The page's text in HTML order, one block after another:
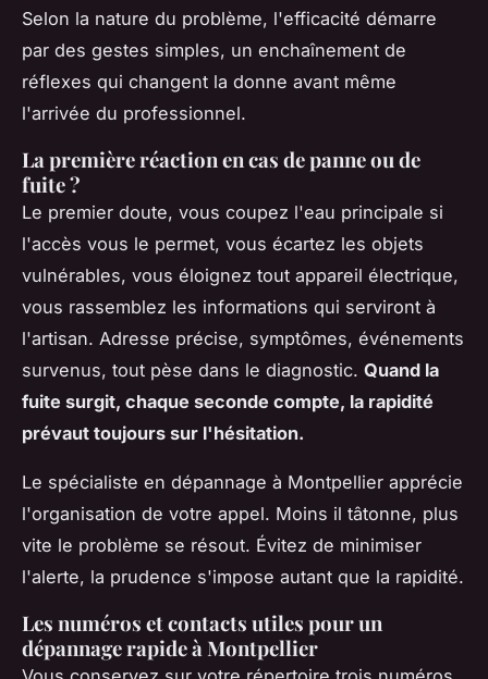
Selon la nature du problème, l'efficacité démarre
par des gestes simples, un enchaînement de
réflexes qui changent la donne avant même
l'arrivée du professionnel.
La première réaction en cas de panne ou de
fuite ?
Le premier doute, vous coupez l'eau principale si
l'accès vous le permet, vous écartez les objets
vulnérables, vous éloignez tout appareil électrique,
vous rassemblez les informations qui serviront à
l'artisan. Adresse précise, symptômes, événements
survenus, tout pèse dans le diagnostic. Quand la
fuite surgit, chaque seconde compte, la rapidité
prévaut toujours sur l'hésitation.
Le spécialiste en dépannage à Montpellier apprécie
l'organisation de votre appel. Moins il tâtonne, plus
vite le problème se résout. Évitez de minimiser
l'alerte, la prudence s'impose autant que la rapidité.
Les numéros et contacts utiles pour un
dépannage rapide à Montpellier